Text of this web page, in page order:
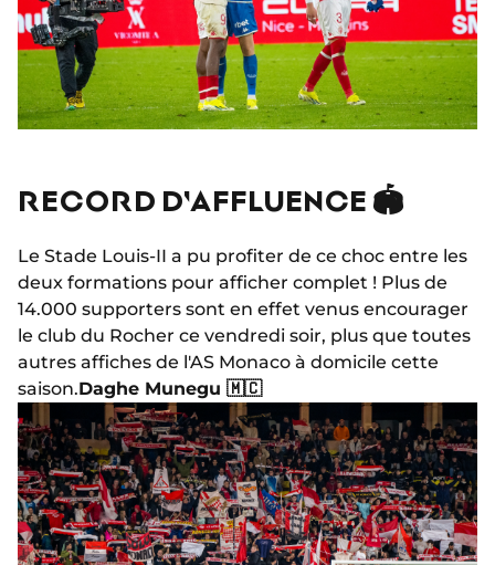
RECORD D'AFFLUENCE 🏟️
Le Stade Louis-II a pu profiter de ce choc entre les
deux formations pour afficher complet ! Plus de
14.000 supporters sont en effet venus encourager
le club du Rocher ce vendredi soir, plus que toutes
autres affiches de l'AS Monaco à domicile cette
saison.Daghe Munegu 🇲🇨